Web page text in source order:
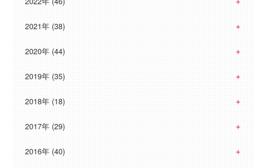
2021年 (38)
2020年 (44)
2019年 (35)
2018年 (18)
2017年 (29)
2016年 (40)